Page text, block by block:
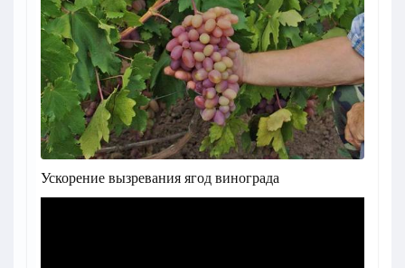
Ускорение вызревания ягод винограда